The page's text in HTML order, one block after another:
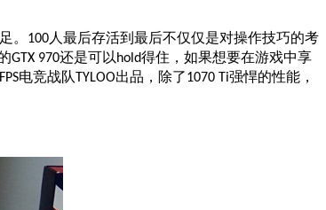
。 100人最后存活到最后不仅仅是对操作技巧的考
GTX 970还是可以 hold得住，如果想要在游戏中享
FPS电竞战队TYLOO出品，除了1070 Ti强悍的性能，